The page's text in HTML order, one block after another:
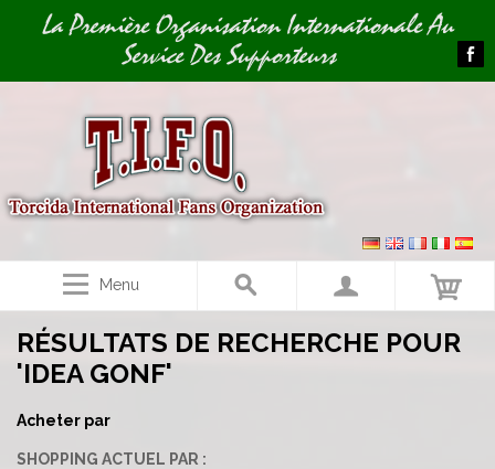
Image 01La Première Organisation Internationale Au
Service Des Supporteurs
Menu
RÉSULTATS DE RECHERCHE POUR
'IDEA GONF'
Acheter par
SHOPPING ACTUEL PAR :